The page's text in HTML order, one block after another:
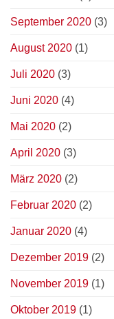
September 2020 (3)
August 2020 (1)
Juli 2020 (3)
Juni 2020 (4)
Mai 2020 (2)
April 2020 (3)
März 2020 (2)
Februar 2020 (2)
Januar 2020 (4)
Dezember 2019 (2)
November 2019 (1)
Oktober 2019 (1)